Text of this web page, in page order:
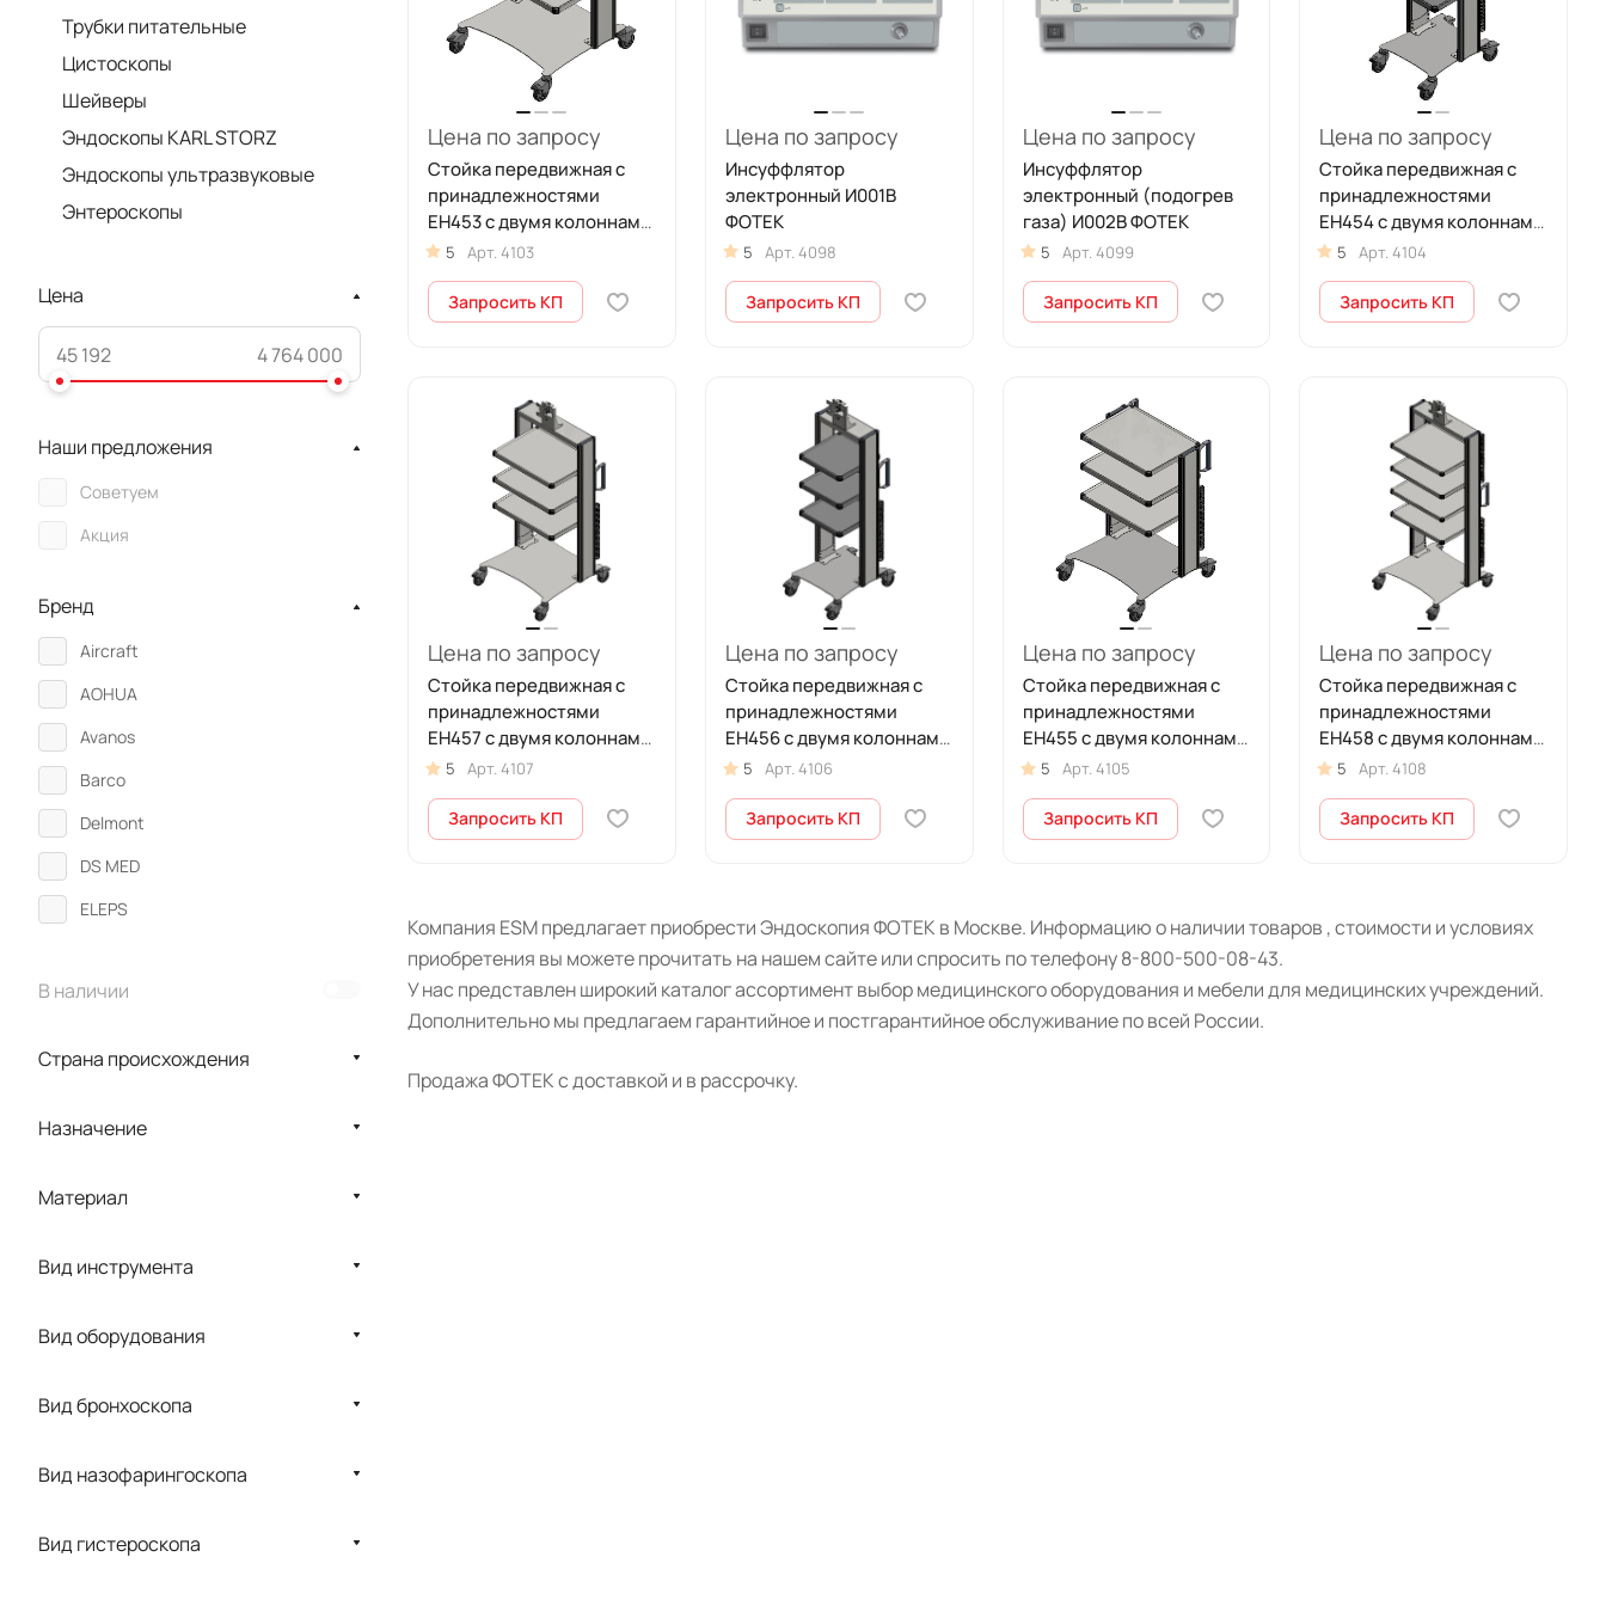
Цена по запросу
Стойка передвижная с
принадлежностями
ЕН453 с двумя колоннами
СП2-02-ФОТЕК
5 Арт. 4103
Запросить КП
Цена по запросу
Инсуффлятор
электронный И001В
ФОТЕК
5 Арт. 4098
Запросить КП
Цена по запросу
Инсуффлятор
электронный (подогрев
газа) И002В ФОТЕК
5 Арт. 4099
Запросить КП
Цена по запросу
Стойка передвижная с
принадлежностями
ЕН454 с двумя колоннами
СП2-03-ФОТЕК
5 Арт.4104
Запросить КП
Цена по запросу
Стойка передвижная с
принадлежностями
ЕН457 с двумя колоннами
СП2-06-ФОТЕК
5 Арт. 4107
Запросить КП
Цена по запросу
Стойка передвижная с
принадлежностями
ЕН456 с двумя колоннами
СП2-05-ФОТЕК
5 Арт. 4106
Запросить КП
Цена по запросу
Стойка передвижная с
принадлежностями
ЕН455 с двумя колоннами
СП2-04-ФОТЕК
5 Арт. 4105
Запросить КП
Цена по запросу
Стойка передвижная с
принадлежностями
ЕН458 с двумя колоннами
СП2-07-ФОТЕК
5 Арт.4108
Запросить КП
Компания ESM предлагает приобрести Эндоскопия ФОТЕК в Москве. Информацию о наличии товаров , стоимости и условиях
приобретения вы можете прочитать на нашем сайте или спросить по телефону 8-800-500-08-43.
У нас представлен широкий каталог ассортимент выбор медицинского оборудования и мебели для медицинских учреждений.
Дополнительно мы предлагаем гарантийное и постгарантийное обслуживание по всей России.
Продажа ФОТЕК с доставкой и в рассрочку.
Трубки питательные
Цистоскопы
Шейверы
Эндоскопы KARL STORZ
Эндоскопы ультразвуковые
Энтероскопы
Цена
Наши предложения
Советуем
Акция
Бренд
Aircraft
AOHUA
Avanos
Barco
Delmont
DS MED
ELEPS
Evoray
KARL STORZ
MDH
PENTAX
Steiman
ZERTS
ЛОМО
В наличии
Страна происхождения
Назначение
Материал
Вид инструмента
Вид оборудования
Вид бронхоскопа
Вид назофарингоскопа
Вид гистероскопа